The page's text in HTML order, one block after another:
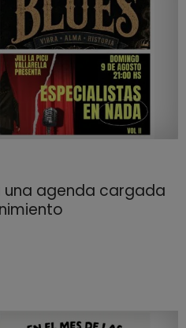
agenda cargada